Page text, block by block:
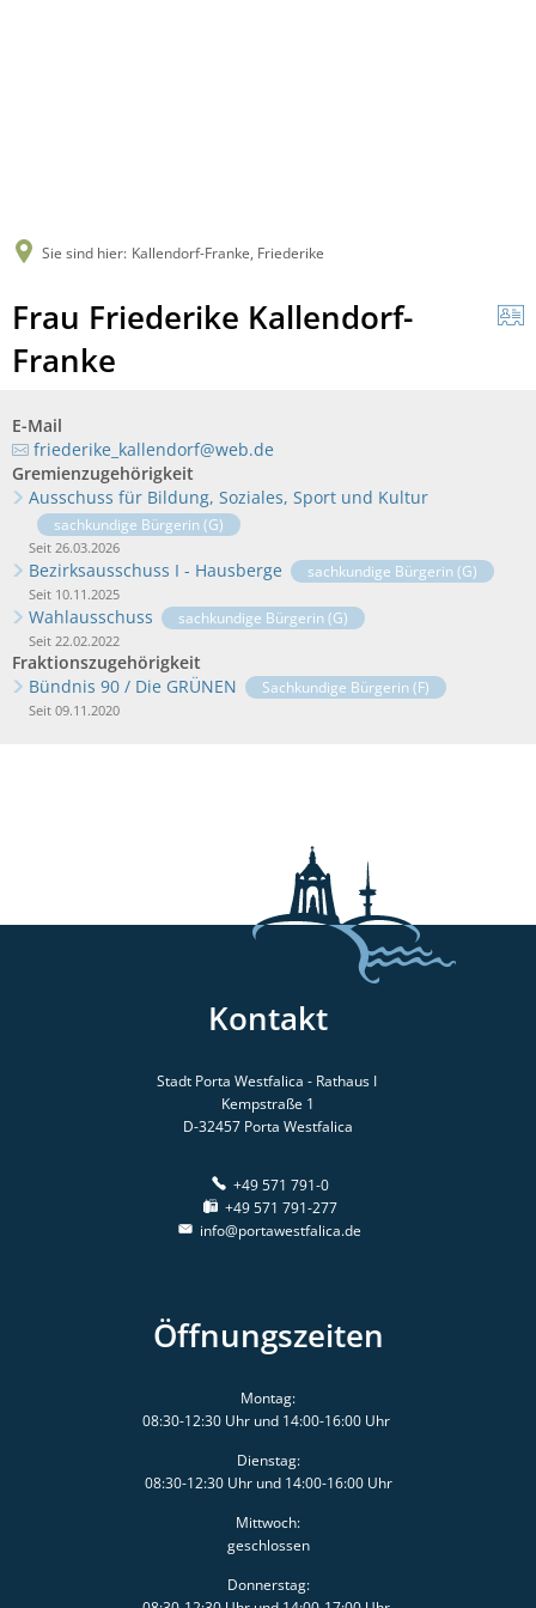
Sie sind hier: Kallendorf-Franke, Friederike
Frau Friederike Kallendorf-
Franke
E-Mail
friederike_kallendorf@web.de
Gremienzugehörigkeit
Ausschuss für Bildung, Soziales, Sport und Kultur
sachkundige Bürgerin (G)
Seit 26.03.2026
Bezirksausschuss I - Hausberge sachkundige Bürgerin (G)
Seit 10.11.2025
Wahlausschuss sachkundige Bürgerin (G)
Seit 22.02.2022
Fraktionszugehörigkeit
Bündnis 90 / Die GRÜNEN
Sachkundige Bürgerin (F)
Seit 09.11.2020
Kontakt
Stadt Porta Westfalica - Rathaus I
Kempstraße 1
D-32457 Porta Westfalica
+49 571 791-0
+49 571 791-277
info@portawestfalica.de
Öffnungszeiten
Montag:
08:30-12:30 Uhr und 14:00-16:00 Uhr
Dienstag:
08:30-12:30 Uhr und 14:00-16:00 Uhr
Mittwoch:
geschlossen
Donnerstag: